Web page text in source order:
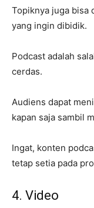
Topiknya juga bisa
yang ingin dibidik.
Podcast adalah
cerdas.
Audiens dapat
kapan saja sambil
Ingat, konten
tetap setia pada
4. Video